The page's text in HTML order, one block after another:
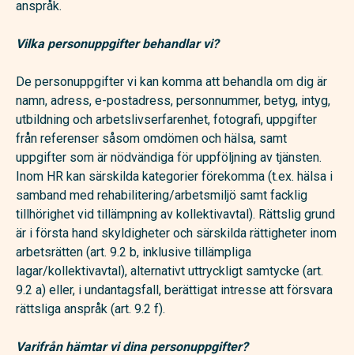
anspråk.
Vilka personuppgifter behandlar vi?
De personuppgifter vi kan komma att behandla om dig är
namn, adress, e-postadress, personnummer, betyg, intyg,
utbildning och arbetslivserfarenhet, fotografi, uppgifter
från referenser såsom omdömen och hälsa, samt
uppgifter som är nödvändiga för uppföljning av tjänsten.
Inom HR kan särskilda kategorier förekomma (t.ex. hälsa i
samband med rehabilitering/arbetsmiljö samt facklig
tillhörighet vid tillämpning av kollektivavtal). Rättslig grund
är i första hand skyldigheter och särskilda rättigheter inom
arbetsrätten (art. 9.2 b, inklusive tillämpliga
lagar/kollektivavtal), alternativt uttryckligt samtycke (art.
9.2 a) eller, i undantagsfall, berättigat intresse att försvara
rättsliga anspråk (art. 9.2 f).
Varifrån hämtar vi dina personuppgifter?